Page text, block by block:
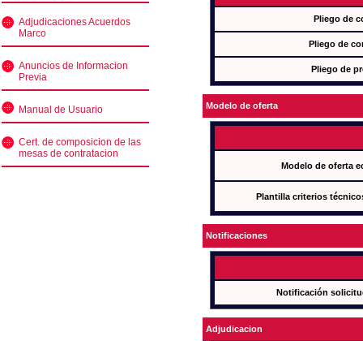
Adjudicaciones Acuerdos
Marco
Anuncios de Informacion
Previa
Manual de Usuario
Cert. de composicion de las
mesas de contratacion
Pliego de
Pliego de
Pliego de
Modelo de oferta
Modelo de oferta
Plantilla criterios
Notificaciones
Notificación
Adjudicacion